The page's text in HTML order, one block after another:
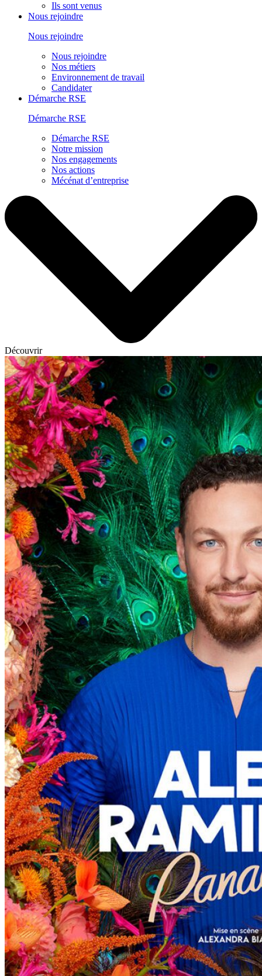
Ils sont venus
Nous rejoindre
Nous rejoindre
Nous rejoindre
Nos métiers
Environnement de travail
Candidater
Démarche RSE
Démarche RSE
Démarche RSE
Notre mission
Nos engagements
Nos actions
Mécénat d’entreprise
Découvrir